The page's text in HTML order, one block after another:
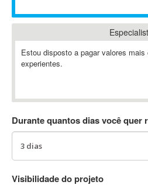
Ableton
Ableton Push
Abstract
AC3
ACID Pro
Estou disposto a pagar valores
experientes.
Durante quantos dias você quer
Visibilidade do projeto